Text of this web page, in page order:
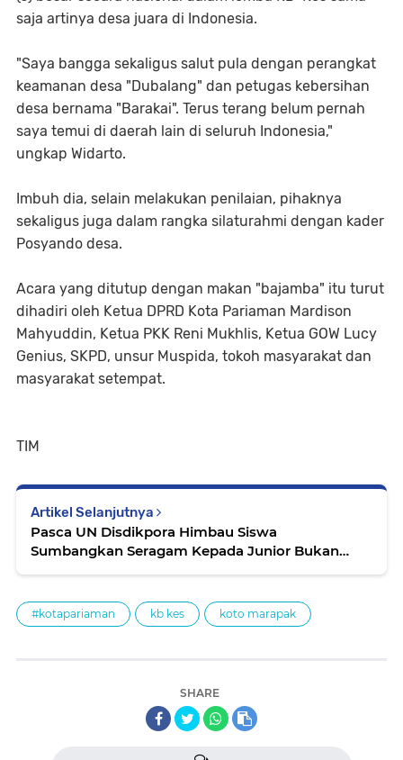
saja artinya desa juara di Indonesia.
"Saya bangga sekaligus salut pula dengan perangkat
keamanan desa "Dubalang" dan petugas kebersihan
desa bernama "Barakai". Terus terang belum pernah
saya temui di daerah lain di seluruh Indonesia,"
ungkap Widarto.
Imbuh dia, selain melakukan penilaian, pihaknya
sekaligus juga dalam rangka silaturahmi dengan kader
Posyando desa.
Acara yang ditutup dengan makan "bajamba" itu turut
dihadiri oleh Ketua DPRD Kota Pariaman Mardison
Mahyuddin, Ketua PKK Reni Mukhlis, Ketua GOW Lucy
Genius, SKPD, unsur Muspida, tokoh masyarakat dan
masyarakat setempat.
TIM
Artikel Selanjutnya
Pasca UN Disdikpora Himbau Siswa
Sumbangkan Seragam Kepada Junior Bukan
#kotapariaman kb kes koto marapak
SHARE